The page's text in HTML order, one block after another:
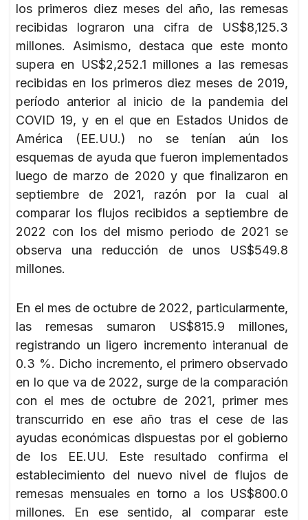
los primeros diez meses del año, las remesas
recibidas lograron una cifra de US$8,125.3
millones. Asimismo, destaca que este monto
supera en US$2,252.1 millones a las remesas
recibidas en los primeros diez meses de 2019,
período anterior al inicio de la pandemia del
COVID 19, y en el que en Estados Unidos de
América (EE.UU.) no se tenían aún los
esquemas de ayuda que fueron implementados
luego de marzo de 2020 y que finalizaron en
septiembre de 2021, razón por la cual al
comparar los flujos recibidos a septiembre de
2022 con los del mismo periodo de 2021 se
observa una reducción de unos US$549.8
millones.
En el mes de octubre de 2022, particularmente,
las remesas sumaron US$815.9 millones,
registrando un ligero incremento interanual de
0.3 %. Dicho incremento, el primero observado
en lo que va de 2022, surge de la comparación
con el mes de octubre de 2021, primer mes
transcurrido en ese año tras el cese de las
ayudas económicas dispuestas por el gobierno
de los EE.UU. Este resultado confirma el
establecimiento del nuevo nivel de flujos de
remesas mensuales en torno a los US$800.0
millones. En ese sentido, al comparar este